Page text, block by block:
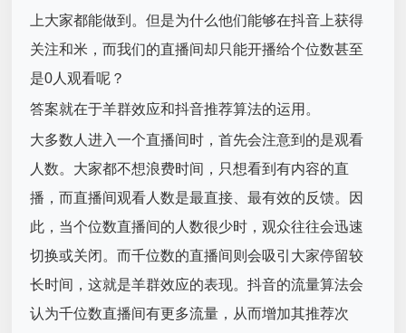
上大家都能做到。但是为什么他们能够在抖音上获得
关注和米，而我们的直播间却只能开播给个位数甚至
是0人观看呢？
答案就在于羊群效应和抖音推荐算法的运用。
大多数人进入一个直播间时，首先会注意到的是观看
人数。大家都不想浪费时间，只想看到有内容的直
播，而直播间观看人数是最直接、最有效的反馈。因
此，当个位数直播间的人数很少时，观众往往会迅速
切换或关闭。而千位数的直播间则会吸引大家停留较
长时间，这就是羊群效应的表现。抖音的流量算法会
认为千位数直播间有更多流量，从而增加其推荐次